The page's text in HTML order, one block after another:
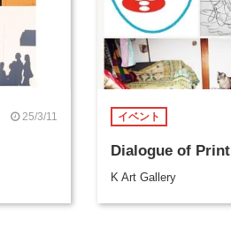
25/3/11 イベント
Dialogue of Print
K Art Gallery